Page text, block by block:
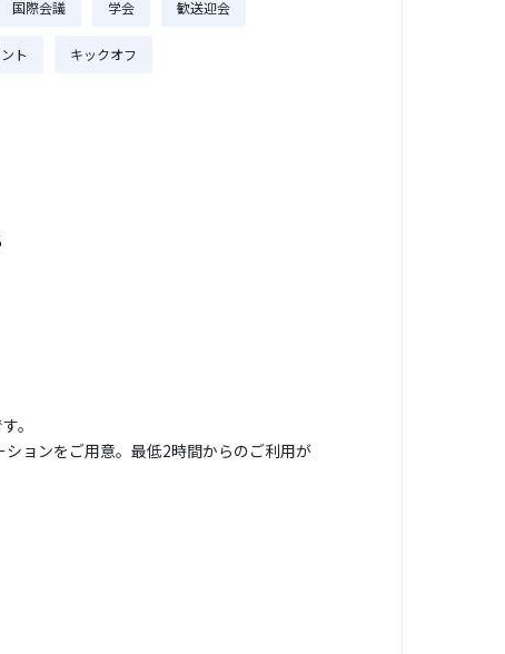
国際会議 学会 歓送迎会
ト キックオフ
。
ョンをご用意。最低2時間からのご利用が